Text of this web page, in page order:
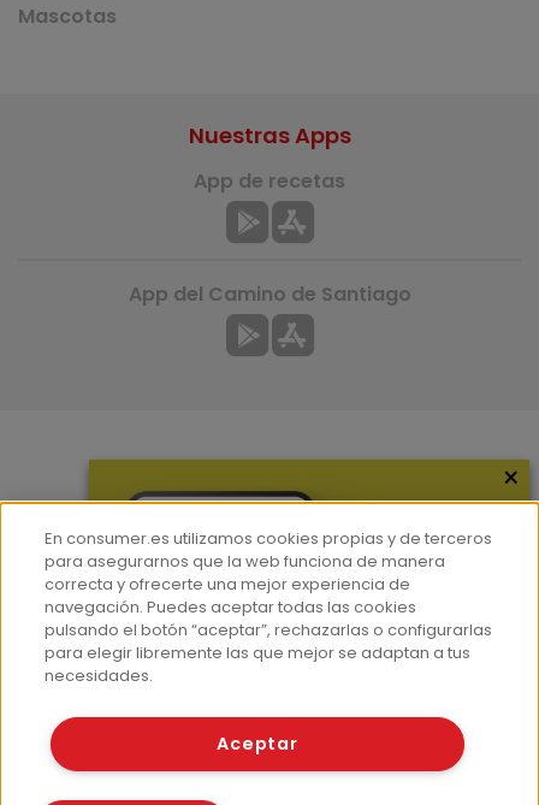
Mascotas
Hemeroteca
Contacto
Prensa
Corpus Lingüístico Consumer
Nuestras Apps
App de recetas
App del Camino de Santiago
© Fundación EROSKI
Políticas de cookies
×
En consumer.es utilizamos cookies propias y de terceros
para asegurarnos que la web funciona de manera
correcta y ofrecerte una mejor experiencia de
navegación. Puedes aceptar todas las cookies
pulsando el botón “aceptar”, rechazarlas o configurarlas
para elegir libremente las que mejor se adaptan a tus
necesidades.
Aceptar